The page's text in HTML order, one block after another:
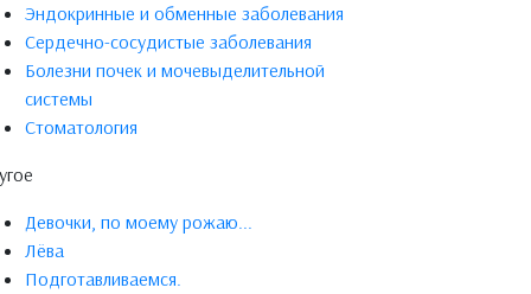
Эндокринные и обменные заболевания
Сердечно-сосудистые заболевания
Болезни почек и мочевыделительной
системы
Стоматология
Девочки, по моему рожаю...
Лёва
Подготавливаемся.